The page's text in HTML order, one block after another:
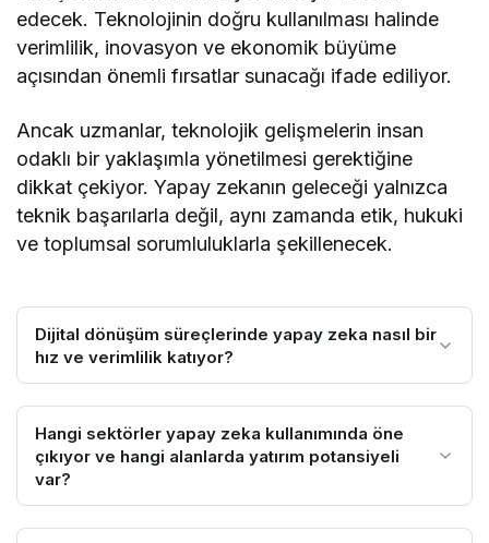
edecek. Teknolojinin doğru kullanılması halinde
verimlilik, inovasyon ve ekonomik büyüme
açısından önemli fırsatlar sunacağı ifade ediliyor.
Ancak uzmanlar, teknolojik gelişmelerin insan
odaklı bir yaklaşımla yönetilmesi gerektiğine
dikkat çekiyor. Yapay zekanın geleceği yalnızca
teknik başarılarla değil, aynı zamanda etik, hukuki
ve toplumsal sorumluluklarla şekillenecek.
Dijital dönüşüm süreçlerinde yapay zeka nasıl bir
hız ve verimlilik katıyor?
Hangi sektörler yapay zeka kullanımında öne
çıkıyor ve hangi alanlarda yatırım potansiyeli
var?